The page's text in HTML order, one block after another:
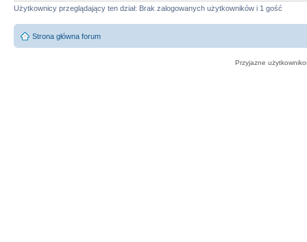
Użytkownicy przeglądający ten dział: Brak zalogowanych użytkowników i 1 gość
Strona główna forum
Przyjazne